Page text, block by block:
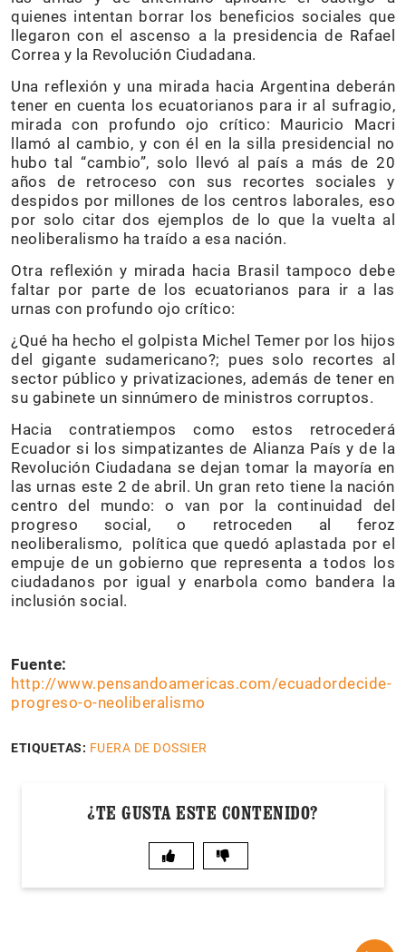
quienes intentan borrar los beneficios sociales que
llegaron con el ascenso a la presidencia de Rafael
Correa y la Revolución Ciudadana.
Una reflexión y una mirada hacia Argentina deberán
tener en cuenta los ecuatorianos para ir al sufragio,
mirada con profundo ojo crítico: Mauricio Macri
llamó al cambio, y con él en la silla presidencial no
hubo tal “cambio”, solo llevó al país a más de 20
años de retroceso con sus recortes sociales y
despidos por millones de los centros laborales, eso
por solo citar dos ejemplos de lo que la vuelta al
neoliberalismo ha traído a esa nación.
Otra reflexión y mirada hacia Brasil tampoco debe
faltar por parte de los ecuatorianos para ir a las
urnas con profundo ojo crítico:
¿Qué ha hecho el golpista Michel Temer por los hijos
del gigante sudamericano?; pues solo recortes al
sector público y privatizaciones, además de tener en
su gabinete un sinnúmero de ministros corruptos.
Hacia contratiempos como estos retrocederá
Ecuador si los simpatizantes de Alianza País y de la
Revolución Ciudadana se dejan tomar la mayoría en
las urnas este 2 de abril. Un gran reto tiene la nación
centro del mundo: o van por la continuidad del
progreso social, o retroceden al feroz
neoliberalismo, política que quedó aplastada por el
empuje de un gobierno que representa a todos los
ciudadanos por igual y enarbola como bandera la
inclusión social.
Fuente:
http://www.pensandoamericas.com/ecuadordecide-
progreso-o-neoliberalismo
ETIQUETAS: FUERA DE DOSSIER
¿TE GUSTA ESTE CONTENIDO?